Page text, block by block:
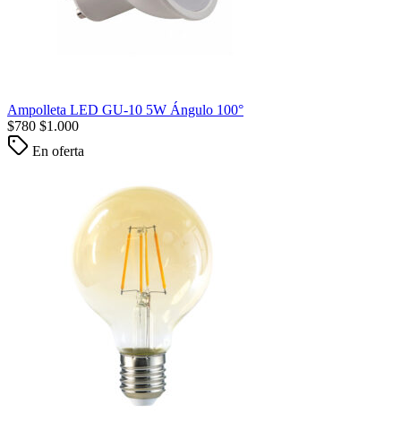
Ampolleta LED GU-10 5W Ángulo 100°
$780 $1.000
En oferta